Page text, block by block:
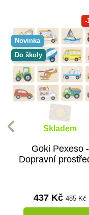
-
Novinka
Do školy
Skladem
Goki Pexeso -
Dopravní
437 Kč 485 Kč